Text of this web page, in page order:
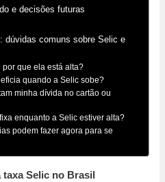
e decisões futuras
dúvidas comuns sobre Selic e
que ela está alta?
quando a Selic sobe?
minha dívida no cartão ou
enquanto a Selic estiver alta?
podem fazer agora para se
Selic no Brasil